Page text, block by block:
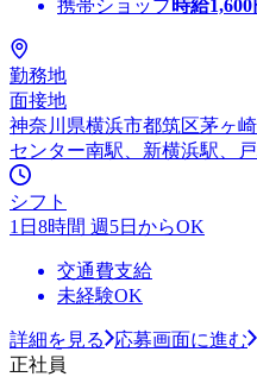
携帯ショップ時給1,600
勤務地
面接地
神奈川県横浜市都筑区茅ヶ崎
センター南駅、新横浜駅、
シフト
1日8時間 週5日からOK
交通費支給
未経験OK
詳細を見る
応募画面に進む
正社員